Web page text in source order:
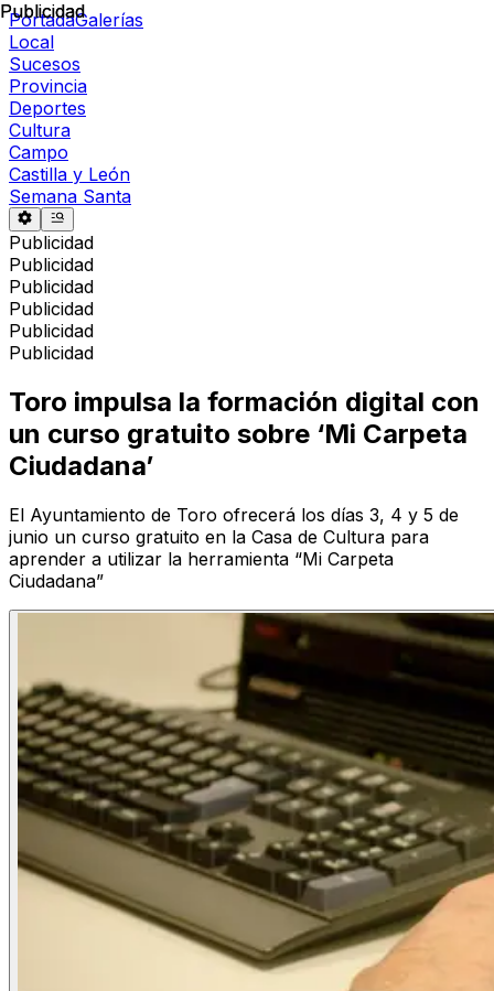
PortadaGalerías
Local
Sucesos
Provincia
Deportes
Cultura
Campo
Castilla y León
Semana Santa
Publicidad
Publicidad
Publicidad
Publicidad
Publicidad
Publicidad
Publicidad
Toro impulsa la formación digital con
un curso gratuito sobre ‘Mi Carpeta
Ciudadana’
El Ayuntamiento de Toro ofrecerá los días 3, 4 y 5 de
junio un curso gratuito en la Casa de Cultura para
aprender a utilizar la herramienta “Mi Carpeta
Ciudadana”
Publicidad